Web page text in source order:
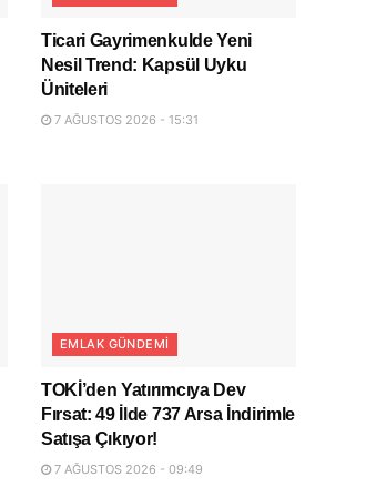
Ticari Gayrimenkulde Yeni
Nesil Trend: Kapsül Uyku
Üniteleri
7 AĞUSTOS 2026 - 15:31
EMLAK GÜNDEMI
TOKİ’den Yatırımcıya Dev
Fırsat: 49 İlde 737 Arsa İndirimle
Satışa Çıkıyor!
7 AĞUSTOS 2026 - 09:49